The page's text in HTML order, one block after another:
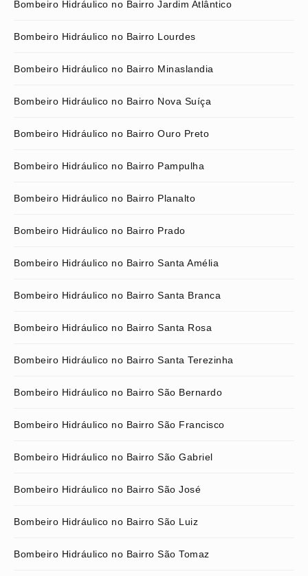
Bombeiro Hidráulico no Bairro Jardim Atlântico
Bombeiro Hidráulico no Bairro Lourdes
Bombeiro Hidráulico no Bairro Minaslandia
Bombeiro Hidráulico no Bairro Nova Suíça
Bombeiro Hidráulico no Bairro Ouro Preto
Bombeiro Hidráulico no Bairro Pampulha
Bombeiro Hidráulico no Bairro Planalto
Bombeiro Hidráulico no Bairro Prado
Bombeiro Hidráulico no Bairro Santa Amélia
Bombeiro Hidráulico no Bairro Santa Branca
Bombeiro Hidráulico no Bairro Santa Rosa
Bombeiro Hidráulico no Bairro Santa Terezinha
Bombeiro Hidráulico no Bairro São Bernardo
Bombeiro Hidráulico no Bairro São Francisco
Bombeiro Hidráulico no Bairro São Gabriel
Bombeiro Hidráulico no Bairro São José
Bombeiro Hidráulico no Bairro São Luiz
Bombeiro Hidráulico no Bairro São Tomaz